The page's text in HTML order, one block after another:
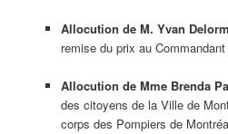
Allocution de M. Yvan
remise du prix au
Allocution de Mme Brenda
des citoyens de la Ville de
corps des Pompiers de